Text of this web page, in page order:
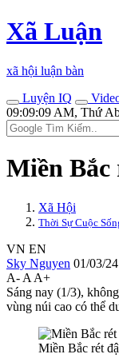
Xã Luận
xã hội luận bàn
Luyện IQ
09:09:09 AM, Thứ
Miền
Xã Hội
Thời Sự Cuộc
VN EN
Sky Nguyen 01/03/
A- A A+
Sáng nay (1/3),
vùng núi cao có thể
Miền Bắc rét